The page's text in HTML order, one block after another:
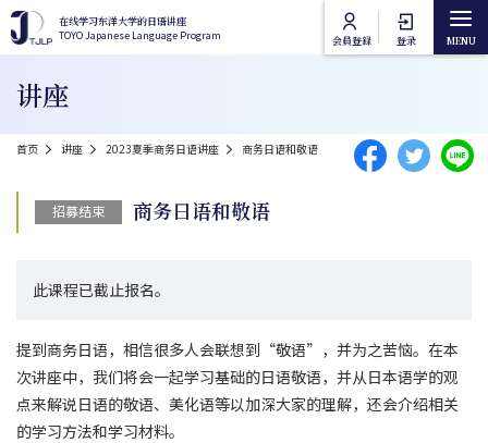
跳转到主要内容在线学习东洋大学的日语讲座
TOYO Japanese Language Program
会員登録 登录
在线学习东洋大学的日语讲座
TOYO Japanese Language Program
Main navigation
东洋大学通识课程
常见问题
讲座
面包屑
首页 讲座 2023夏季商务日语讲座 商务日语和敬语
招募结束 商务日语和敬语
此课程已截止报名。
提到商务日语，相信很多人会联想到“敬语”，并为之苦恼。在本
次讲座中，我们将会一起学习基础的日语敬语，并从日本语学的观
点来解说日语的敬语、美化语等以加深大家的理解，还会介绍相关
的学习方法和学习材料。